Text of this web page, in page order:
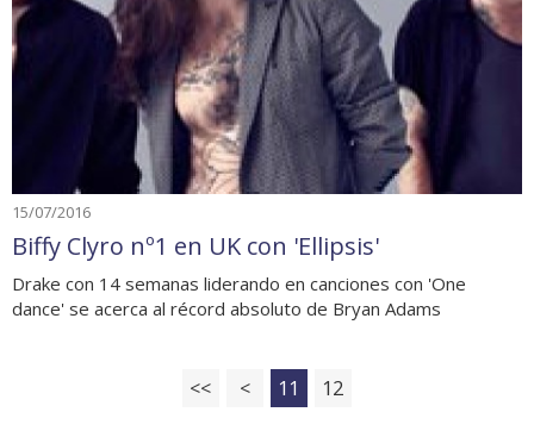
15/07/2016
Biffy Clyro nº1 en UK con 'Ellipsis'
Drake con 14 semanas liderando en canciones con 'One
dance' se acerca al récord absoluto de Bryan Adams
<< < 11 12